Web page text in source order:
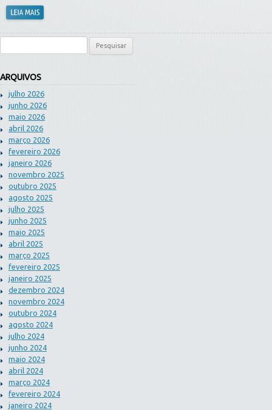
Pesquisar por:
ARQUIVOS
julho 2026
junho 2026
maio 2026
abril 2026
março 2026
fevereiro 2026
janeiro 2026
novembro 2025
outubro 2025
agosto 2025
julho 2025
junho 2025
maio 2025
abril 2025
março 2025
fevereiro 2025
janeiro 2025
dezembro 2024
novembro 2024
outubro 2024
agosto 2024
julho 2024
junho 2024
maio 2024
abril 2024
março 2024
fevereiro 2024
janeiro 2024